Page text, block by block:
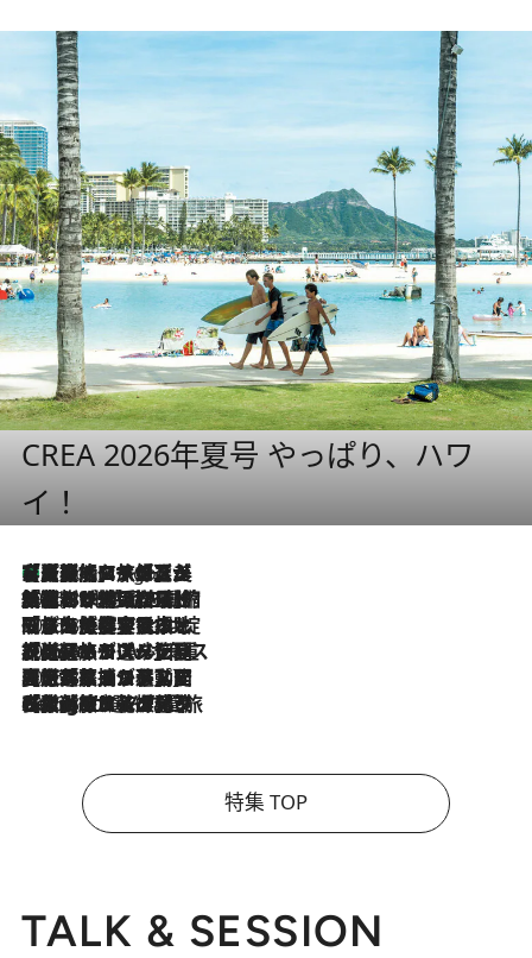
CREA 2026年夏号 やっぱり、ハワ
イ！
3 Hours Ago
【厳選旅コスメ】「多機能アイテムがメイン！」旅好き美容エディターが選んだ夏旅ベストコスメを発表【Mサイズジップ】
2026.8.6
「荷物が増えるほど旅ストレスは増す」美容ジャーナリストがたどり着いた最終結論。“化粧品を劇的に減らす”感動の凝縮美容とは
2026.8.6
「旅先には金髪ウィッグを持参」日本と同じメイクでは損してる!? 美容ジャーナリストが提案する“掟破りの旅美容”とは
2026.8.6
【厳選旅コスメ】「身軽さ＆UV対策重視！」ヘアアーティストshucoが選んだ夏旅ベストコスメを発表【Mサイズジップ】
2026.8.5
【厳選旅コスメ】国内をあちこち移動する河井菜摘が選んだ夏旅ベストコスメ発表！「リラックスアイテムはマスト」【Mサイズジップ】
2026.8.4
【厳選旅コスメ】「紫外線＆乾燥対策しながらメイク感も！」ヘア＆メイクGeorgeが選んだ夏旅ベストコスメを発表！【Mサイズジップ】
特集 TOP
TALK & SESSION